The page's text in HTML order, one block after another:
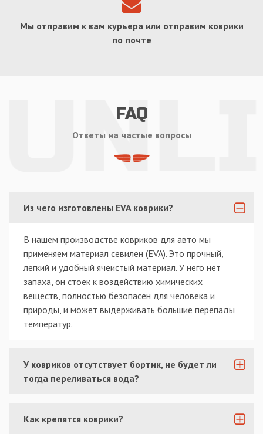
Мы отправим к вам курьера или отправим коврики
по почте
FAQ
Ответы на частые вопросы
Из чего изготовлены EVA коврики?
В нашем производстве ковриков для авто мы
применяем материал севилен (EVA). Это прочный,
легкий и удобный ячеистый материал. У него нет
запаха, он стоек к воздействию химических
веществ, полностью безопасен для человека и
природы, и может выдерживать большие перепады
температур.
У ковриков отсутствует бортик, не будет ли
тогда переливаться вода?
Как крепятся коврики?